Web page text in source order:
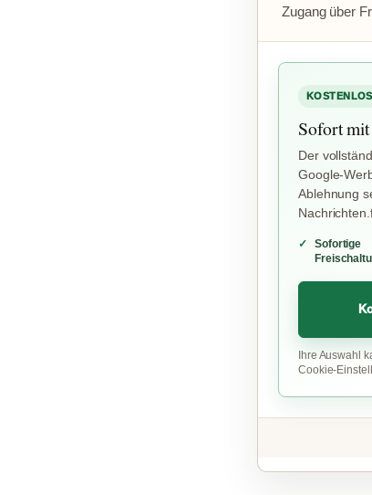
Zugang über
Sofort
Der
Google-
Ablehnung
Sofortige
Ihre Auswahl
Cookie-